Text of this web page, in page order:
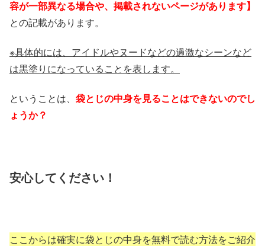
容が一部異なる場合や、掲載されないページがあります】
との記載があります。
※具体的には、アイドルやヌードなどの過激なシーンなど
は黒塗りになっていることを表します。
ということは、 袋とじの中身を見ることはできないのでし
ょうか？
安心してください！
ここからは確実に袋とじの中身を無料で読む方法をご紹介